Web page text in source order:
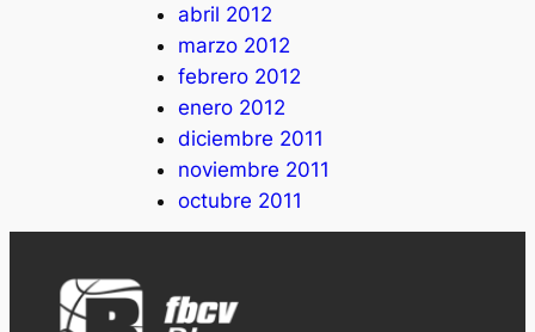
abril 2012
marzo 2012
febrero 2012
enero 2012
diciembre 2011
noviembre 2011
octubre 2011